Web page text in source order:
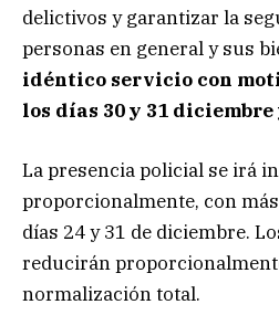
delictivos y garantizar la
personas en general y sus
idéntico servicio con
los días 30 y 31 diciembre
La presencia policial se irá
proporcionalmente, con
días 24 y 31 de diciembre.
reducirán
normalización total.